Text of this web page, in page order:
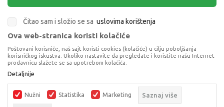
LOL SURPRISE OPP TWEEN LUTKA ASST
KOLEKCIONARSKE FIGURE I SETOVI
Čitao sam i složio se sa uslovima korištenja
Terms of Service
apply.
Ova web-stranica koristi kolačiće
Poštovani korisniče, naš sajt koristi cookies (kolačiće) u cilju poboljšanja
korisničkog iskustva. Ukoliko nastavite da pregledate i koristite našu Internet
prodavnicu slažete se sa upotrebom kolačića.
Detaljnije
Nužni Statistika Marketing Saznaj više